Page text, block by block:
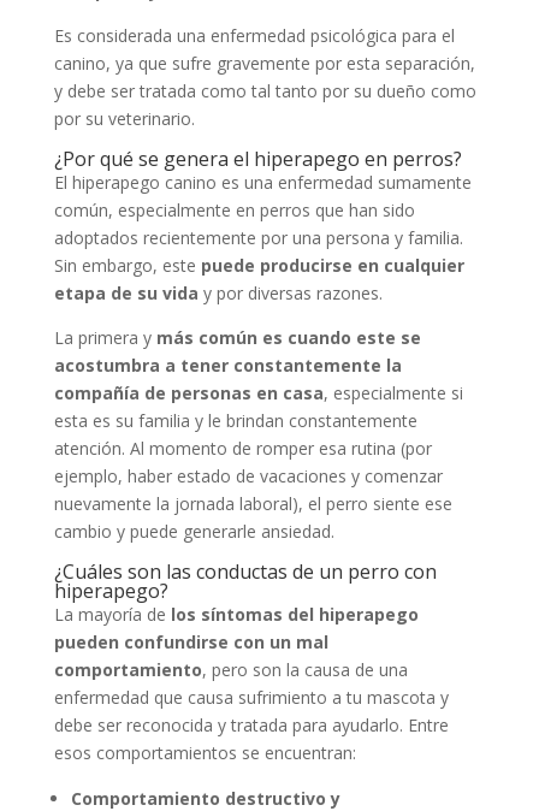
Es considerada una enfermedad psicológica para el
canino, ya que sufre gravemente por esta separación,
y debe ser tratada como tal tanto por su dueño como
por su veterinario.
¿Por qué se genera el hiperapego en perros?
El hiperapego canino es una enfermedad sumamente
común, especialmente en perros que han sido
adoptados recientemente por una persona y familia.
Sin embargo, este puede producirse en cualquier
etapa de su vida y por diversas razones.
La primera y más común es cuando este se
acostumbra a tener constantemente la
compañía de personas en casa, especialmente si
esta es su familia y le brindan constantemente
atención. Al momento de romper esa rutina (por
ejemplo, haber estado de vacaciones y comenzar
nuevamente la jornada laboral), el perro siente ese
cambio y puede generarle ansiedad.
¿Cuáles son las conductas de un perro con
hiperapego?
La mayoría de los síntomas del hiperapego
pueden confundirse con un mal
comportamiento, pero son la causa de una
enfermedad que causa sufrimiento a tu mascota y
debe ser reconocida y tratada para ayudarlo. Entre
esos comportamientos se encuentran:
Comportamiento destructivo y